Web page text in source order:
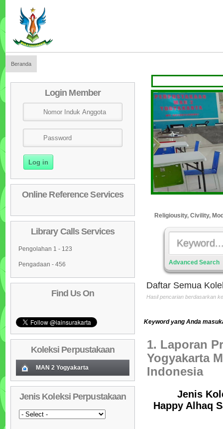
Beranda
Login Member
Online Reference Services
Library Calls Services
Pengolahan 1 - 123
Pengadaan - 456
Find Us On
Koleksi Perpustakaan
MAN 2 Yogyakarta
02 Daftar Koleksi Baru (Tgl.Input)
03 Daftar Koleksi (Pengarang)
Jenis Koleksi Perpustakaan
Religiousity, Civility,
Advanced Search
Daftar Semua
Hasil pencarian berdasarkan
Keyword yang Anda
1. Laporan
Yogyakarta
Indonesia
Jenis
Happy Alhaq